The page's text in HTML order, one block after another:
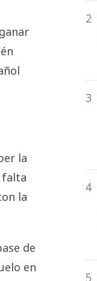
la
falta
la
de
en